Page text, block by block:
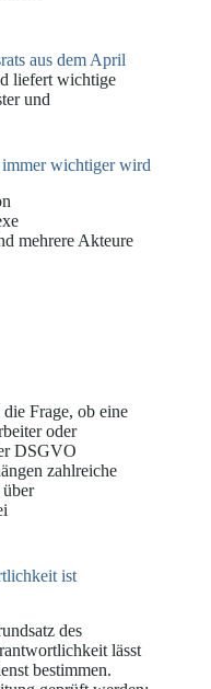
aus dem April
liefert wichtige
und
wichtiger wird
mehrere Akteure
Frage, ob eine
oder
DSGVO
zahlreiche
ist
des
lässt
bestimmen.